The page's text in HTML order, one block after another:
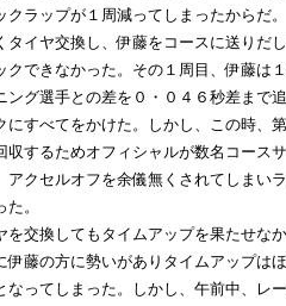
クラップが１周減ってしまったからだ。
イヤ交換し、伊藤をコースに送りだ
クできなかった。その１周目、伊藤は
ング選手との差を０・０４６秒差まで
にすべてをかけた。しかし、この時、
収するためオフィシャルが数名コース
アクセルオフを余儀無くされてしまい
。
交換してもタイムアップを果たせな
伊藤の方に勢いがありタイムアップは
なってしまった。しかし、午前中、レ